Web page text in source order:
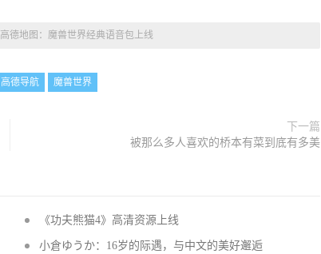
高德地图：魔兽世界经典语音包上线
高德导航 魔兽世界
下一篇
被那么多人喜欢的桥本有菜到底有多美
《功夫熊猫4》高清资源上线
小倉ゆうか：16岁的际遇，与中文的美好邂逅